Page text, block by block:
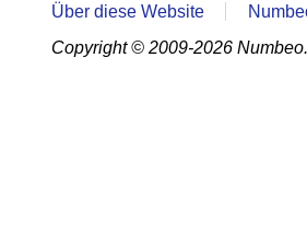
Über diese Website
Copyright © 2009-2026